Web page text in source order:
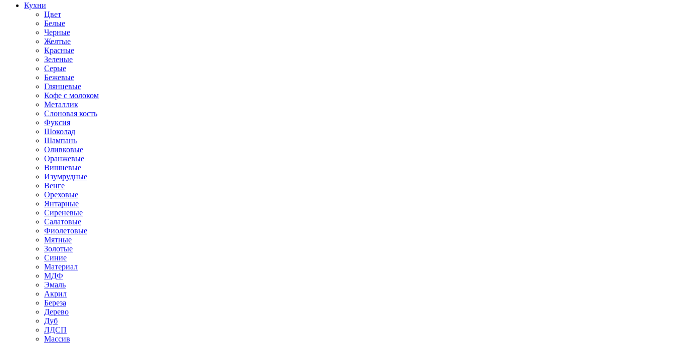
Кухни
Цвет
Белые
Черные
Желтые
Красные
Зеленые
Серые
Бежевые
Глянцевые
Кофе с молоком
Металлик
Слоновая кость
Фуксия
Шоколад
Шампань
Оливковые
Оранжевые
Вишневые
Изумрудные
Венге
Ореховые
Янтарные
Сиреневые
Салатовые
Фиолетовые
Мятные
Золотые
Синие
Материал
МДФ
Эмаль
Акрил
Береза
Дерево
Дуб
ЛДСП
Массив